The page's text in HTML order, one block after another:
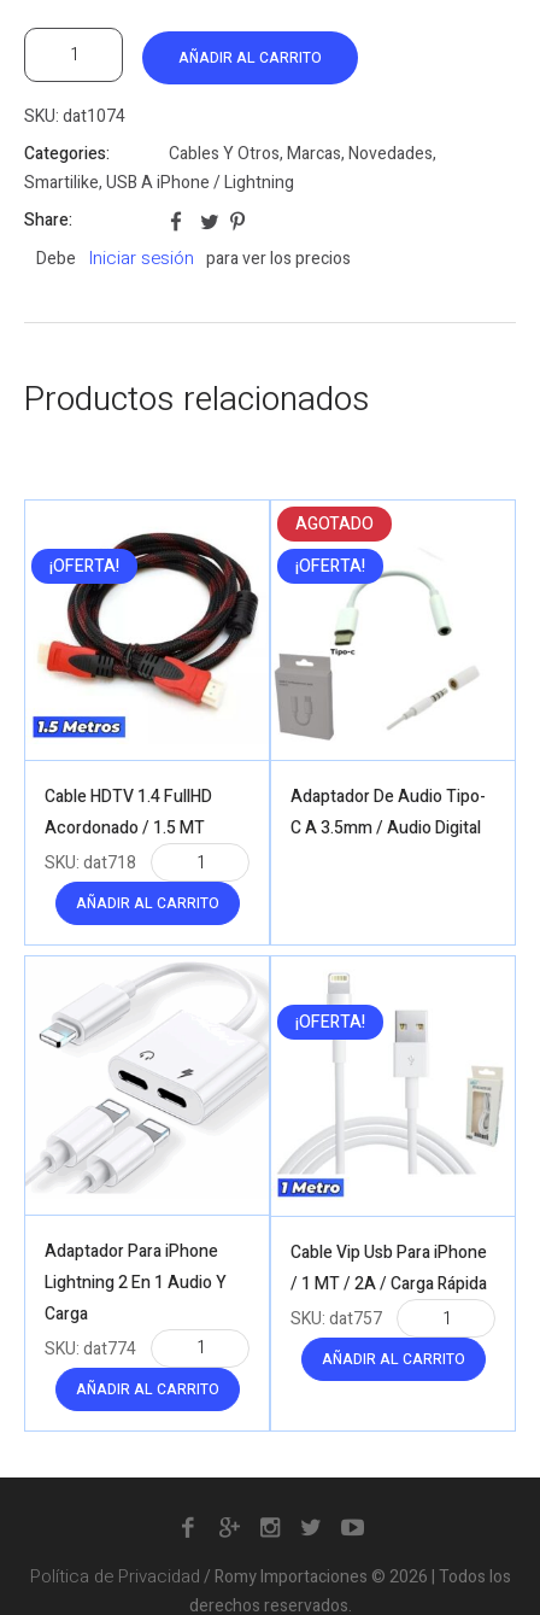
AÑADIR AL CARRITO
SKU:dat1074
Categories:
Cables Y Otros,Marcas,Novedades,
Smartilike,USB A iPhone / Lightning
Share:
Debe
Iniciar sesión para ver los precios
Productos relacionados
¡OFERTA!
Cable HDTV 1.4 FullHD
Acordonado / 1.5 MT
AÑADIR AL CARRITO
SKU:dat718
AGOTADO
¡OFERTA!
Adaptador De Audio Tipo-
C A 3.5mm / Audio Digital
Adaptador Para iPhone
Lightning 2 En 1 Audio Y
Carga
AÑADIR AL CARRITO
SKU:dat774
¡OFERTA!
Cable Vip Usb Para iPhone
/ 1 MT / 2A / Carga Rápida
AÑADIR AL CARRITO
SKU:dat757
Política de Privacidad/ Romy Importaciones © 2026 | Todos los
derechos reservados.